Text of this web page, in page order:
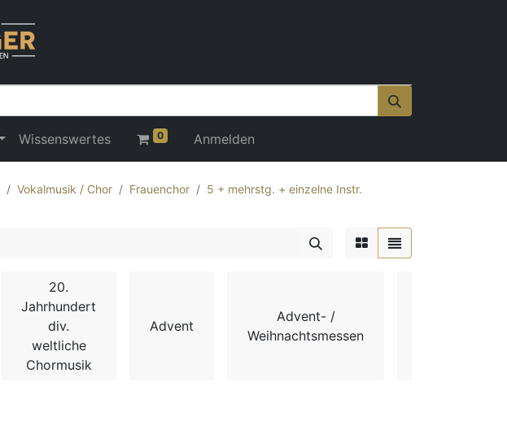
Wissenswertes 0 Anmelden
Vokalmusik / Chor Frauenchor
5 + mehrstg. + einzelne Instr.
20.
Jahrhundert
div.
weltliche
Chormusik
Advent
Advent- /
Weihnachtsmessen